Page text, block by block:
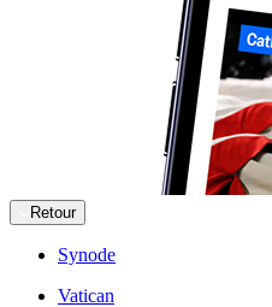
Retour
Synode
Vatican